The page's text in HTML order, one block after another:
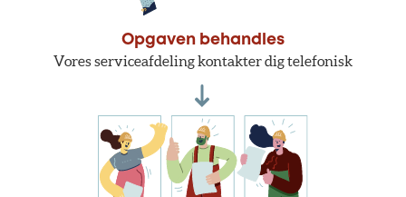
Opgaven behandles
Vores serviceafdeling kontakter dig telefonisk